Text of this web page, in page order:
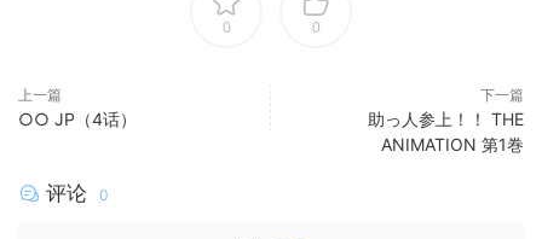
0 0
上一篇
○○ JP（4话）
下一篇
助っ人参上！！ THE
ANIMATION 第1巻
评论 0